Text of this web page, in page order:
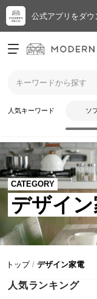
公式アプリをダウ
ログイン
新規会員登録
お
入
り
ア
イ
テ
ム
最
チ
人気キーワード ソ
CATEGORY
デザイ
トップ デザイン家電
人気ランキング